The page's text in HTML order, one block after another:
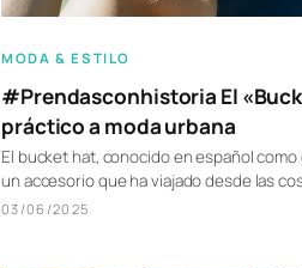
MODA & ESTILO
#Prendasconhistoria El
práctico a moda urbana
El bucket hat, conocido en español
un accesorio que ha viajado desde las
03/06/2025